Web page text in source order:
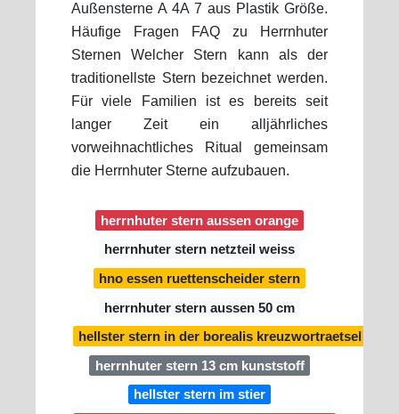
Außensterne A 4A 7 aus Plastik Größe.
Häufige Fragen FAQ zu Herrnhuter
Sternen Welcher Stern kann als der
traditionellste Stern bezeichnet werden.
Für viele Familien ist es bereits seit
langer Zeit ein alljährliches
vorweihnachtliches Ritual gemeinsam
die Herrnhuter Sterne aufzubauen.
herrnhuter stern aussen orange
herrnhuter stern netzteil weiss
hno essen ruettenscheider stern
herrnhuter stern aussen 50 cm
hellster stern in der borealis kreuzwortraetsel
herrnhuter stern 13 cm kunststoff
hellster stern im stier